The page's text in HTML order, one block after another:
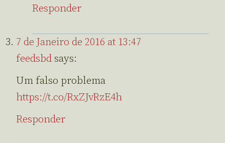
Responder
7 de Janeiro de 2016 at 13:47
feedsbdsays:
Um falso problema
https://t.co/RxZJvRzE4h
Responder